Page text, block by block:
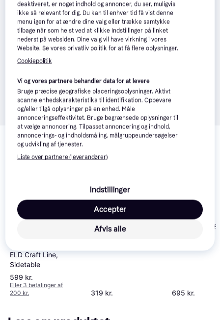
Relaterede produkter
Se vores forslag til andre produkter, der matcher dine
interesser. Vis alle
ELD Craft Line,
Sidetable
599 kr.
Eller 3 betalinger af
200 kr.
319 kr.
Morsø Side
695 kr.
deaktiveret, er noget indhold og annoncer, du ser, muligvis
ikke så relevant for dig. Du kan til enhver tid få vist denne
menu igen for at ændre dine valg eller trække samtykke
tilbage når som helst ved at klikke Indstillinger på linket
nederst på websiden. Dine valg vil have virkning i vores
Website. Se vores privatliv politik for at få flere oplysninger.
Cookiepolitik
Vi og vores partnere behandler data for at levere
Bruge præcise geografiske placeringsoplysninger. Aktivt
scanne enhedskarakteristika til identifikation. Opbevare
og/eller tilgå oplysninger på en enhed. Måle
annonceringseffektivitet. Bruge begrænsede oplysninger til
at vælge annoncering. Tilpasset annoncering og indhold,
annoncerings- og indholdsmåling, målgruppeundersøgelser
og udvikling af tjenester.
Liste over partnere (leverandører)
Indstillinger
Afvis alle
Accepter